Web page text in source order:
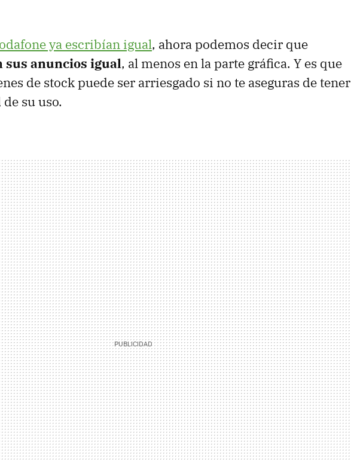
ya escribían igual, ahora podemos decir que
sus anuncios igual, al menos en la parte gráfica. Y es que
de stock puede ser arriesgado si no te aseguras de tener
su uso.